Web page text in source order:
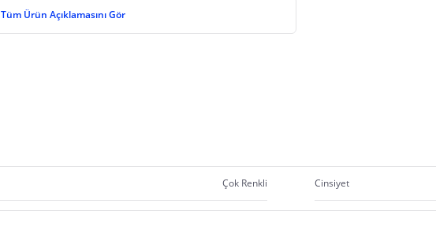
Tüm Ürün Açıklamasını Gör
Çok Renkli Cinsiyet